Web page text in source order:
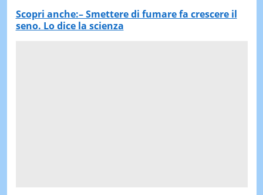
Scopri anche:– Smettere di fumare fa crescere il
seno. Lo dice la scienza